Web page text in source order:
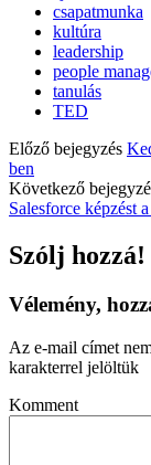
csapatmunka
kultúra
leadership
people
tanulás
TED
Előző bejegyzés
ben
Következő
Salesforce képzést
Szólj hozzá!
Vélemény,
Az e-mail címet
karakterrel jelöltük
Komment